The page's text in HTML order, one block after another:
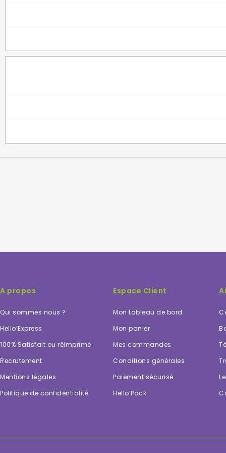
A propos
Qui sommes nous ?
Hello’Express
100% Satisfait ou réimprimé
Recrutement
Mentions légales
Politique de confidentialité
Espace Client
Mon tableau de bord
Mon panier
Mes commandes
Conditions générales
Paiement sécurisé
Hello’Pack